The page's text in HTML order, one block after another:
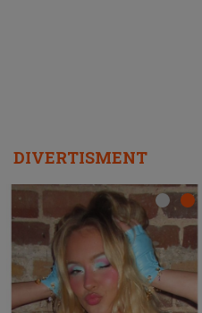
DIVERTISMENT